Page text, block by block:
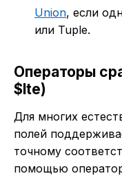
Union, если
или Tuple.
Операторы
$lte)
Для многих
полей
точному
помощью